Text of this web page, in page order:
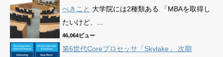
べきこと 大学院には2種類ある 「MBAを取得し
たいけど、...
46,064ビュー
第6世代Coreプロセッサ「Skylake」 次期